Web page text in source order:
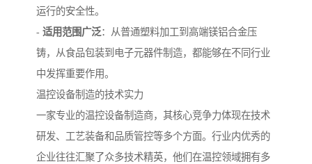
运行的安全性。
- 适用范围广泛：从普通塑料加工到高端镁铝合金压
铸，从食品包装到电子元器件制造，都能够在不同行业
中发挥重要作用。
温控设备制造的技术实力
一家专业的温控设备制造商，其核心竞争力体现在技术
研发、工艺装备和品质管控等多个方面。行业内优秀的
企业往往汇聚了众多技术精英，他们在温控领域拥有多